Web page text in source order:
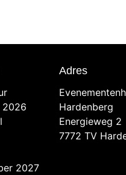
2026
2027
Adres
Hardenberg
Energieweg 2
7772 TV